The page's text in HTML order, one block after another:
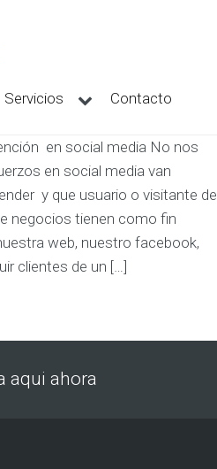
Servicios
Contacto
en social media No nos
en social media van
y que usuario o visitante de
negocios tienen como fin
web, nuestro facebook,
clientes de un […]
aqui ahora